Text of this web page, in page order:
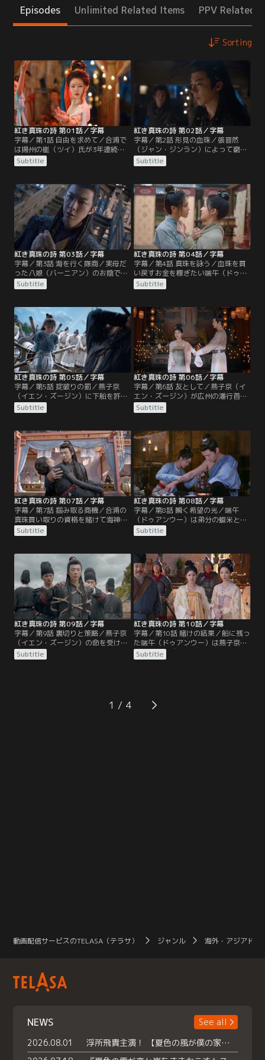
Episodes Unlimited Related Items PPV Related
Sorting
紅き真珠の詩 第01話／字幕
字幕／第1話 自由を求めて／合浦で
は揚州の崔（ツイ）氏が3年連続で
皇室に真珠を献上。その裏では珠奴
と呼ばれる奴婢が命懸けで海に潜り
日、崔氏の採取場に昭武康国の豪
商・燕子京（イエン・ズージン）と
謎めいた書生・張晋然（ジャン・ジ
ンラン）が現れ崔定（ツイ・ディ
ン）が開催する真珠の競売会に参加
する。
Subtitle
紅き真珠の詩 第02話／字幕
字幕／第2話 形見の血珠／張晋然
（ジャン・ジンラン）によって窮地
を救われ奴隷の身分から解放される
ことになった端午（ドゥアンウ
案内すると行商人になりたいと夢を
語る。一方、張晋然が皇帝から信頼
される郢（えい）王の義弟だと見抜
いた燕子京（イエン・ズージン）。
彼は張晋然を自分の復讐計画に利用
することにして…。
Subtitle
紅き真珠の詩 第03話／字幕
字幕／第3話 海を行く隊商／実母だ
った八娘（バーニアン）のお陰で崔
定（ツイ・ディン）から逃れるも海
に投げ出された端午（ドゥアンウ
ラン）のお陰で一命を取り留める。
その後、彼女は燕子京（イエン・ズ
ージン）の船に捕らわれた崔定（ツ
イ・ディン）から父親を探す手がか
りとなる血珠を取り返そうとする
が…。
Subtitle
紅き真珠の詩 第04話／字幕
字幕／第4話 真珠を詠う／血珠を買
い戻すお金を稼ぎたい端午（ドゥア
ンウー）は廃石を利用した商売をし
ようと考え始める。また、死んだは
た燕子京（イエン・ズージン）は先
に広州に行って真珠詩会を開くこと
に。それは張晋然（ジャン・ジンラ
ン）だけでなく崔氏の当主代理・崔
十九（ツイ・シージウ）…。
Subtitle
紅き真珠の詩 第05話／字幕
字幕／第5話 掟破りの罰／燕子京
（イエン・ズージン）に下船を許さ
れた端午（ドゥアンウー）は廃石を
売らせてほしいとパン従事に直談
された彼女は荷車に廃石を満載して
街へ行くと薬舗を回る。ところが、
貴重な薬材として売れるはずの廃石
が全く売れずどこへ行っても門前払
い。しかも詐欺師に狙われてしまう
が…。
Subtitle
紅き真珠の詩 第06話／字幕
字幕／第6話 友として／燕子京（イ
エン・ズージン）が広州の潘行首と
組んで真珠を買い占めていると気づ
いた崔十九（ツイ・シージウ）は、
ン）に会って打開策を探る。一方、
端午（ドゥアンウー）は珊瑚珠を売
れば隊商に入れると聞きつけて行動
を開始。今度こそ競争相手である班
頭・曹大（ツァオ・ダー）を出し抜
いて商売を成功させるため…。
Subtitle
紅き真珠の詩 第07話／字幕
字幕／第7話 掴み取る商機／合浦の
真珠買い取りの資格を賭けて海神祭
で宝の争奪戦が行われることにな
り、端午（ドゥアンウー）が燕（イ
ころが、水中戦だったはずの試合は
地上戦となり崔（ツイ）氏の代表が
暗器で端午に襲いかかる。そこで端
午を助けに入った燕子京（イエン・
ズージン）は崔十九（ツイ・シージ
ウ）に負けを認めることに。
Subtitle
紅き真珠の詩 第08話／字幕
字幕／第8話 瞬く希望の光／端午
（ドゥアンウー）は弟分の蝦米と船
底から上層の部屋へ引っ越し、燕子
京（イエン・ズージン）に請け合っ
馮五娘に会いに行く。一方、あらぬ
噂から宿を追い出された張晋然（ジ
ャン・ジンラン）は燕子京に掛け合
い船内に泊まるようになる。それは
崔十九（ツイ・シージウ）が放った
刺客から逃れるためだった。
Subtitle
紅き真珠の詩 第09話／字幕
字幕／第9話 裏切りと策略／燕子京
（イエン・ズージン）の命を受けた
端午（ドゥアンウー）は崔十九（ツ
イ・シージウ）を制して蕃商・施那
を裏切った証拠が出てきて制裁を受
け、翌日、燕子京が衛彦の殺害容疑
Subtitle
紅き真珠の詩 第10話／字幕
字幕／第10話 賭けの結果／船に残っ
た端午（ドゥアンウー）は燕子京
（イエン・ズージン）の隠し部屋の
宝を売って金を作り、競売にかけら
身は公開されないまま競売が進めら
れる。そこで献上品とする真珠を手
Subtitle
1
動画配信サービスのTELASA（テラサ） ジャンル 海外・アジアドラ
NEWS
See all
2026.08.01
浮所飛貴主演！ 【夏色の風が僕の家にやってきた】 本日よりテラサで独占配信スタート！